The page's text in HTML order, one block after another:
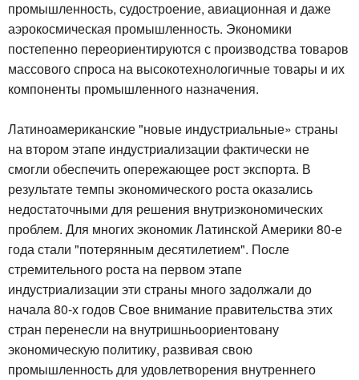
промышленность, судостроение, авиационная и даже
аэрокосмическая промышленность. Экономики
постепенно переориентируются с производства товаров
массового спроса на высокотехнологичные товары и их
компоненты промышленного назначения.
Латиноамериканские "новые индустриальные» страны
на втором этапе индустриализации фактически не
смогли обеспечить опережающее рост экспорта. В
результате темпы экономического роста оказались
недостаточными для решения внутриэкономических
проблем. Для многих экономик Латинской Америки 80-е
года стали "потерянным десятилетием". После
стремительного роста на первом этапе
индустриализации эти страны много задолжали до
начала 80-х годов Свое внимание правительства этих
стран перенесли на внутришньоориентовану
экономическую политику, развивая свою
промышленность для удовлетворения внутреннего